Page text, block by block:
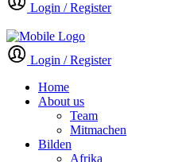
Login / Register
Login / Register
Home
About us
Team
Mitmachen
Bilden
Afrika